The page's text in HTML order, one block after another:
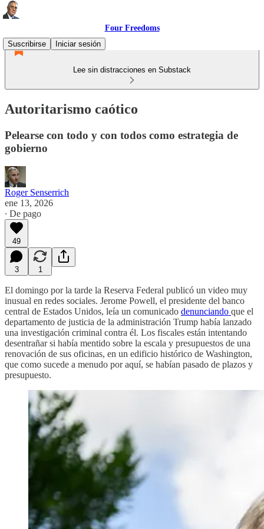
Four Freedoms
Suscribirse
Iniciar sesión
Lee sin distracciones en Substack
Autoritarismo caótico
Pelearse con todo y con todos como estrategia de
gobierno
Roger Senserrich
ene 13, 2026
∙ De pago
49
3 1
El domingo por la tarde la Reserva Federal publicó un video muy
inusual en redes sociales. Jerome Powell, el presidente del banco
central de Estados Unidos, leía un comunicado denunciando que el
departamento de justicia de la administración Trump había lanzado
una investigación criminal contra él. Los fiscales están intentando
desentrañar si había mentido sobre la escala y presupuestos de una
renovación de sus oficinas, en un edificio histórico de Washington,
que como sucede a menudo por aquí, se habían pasado de plazos y
presupuesto.